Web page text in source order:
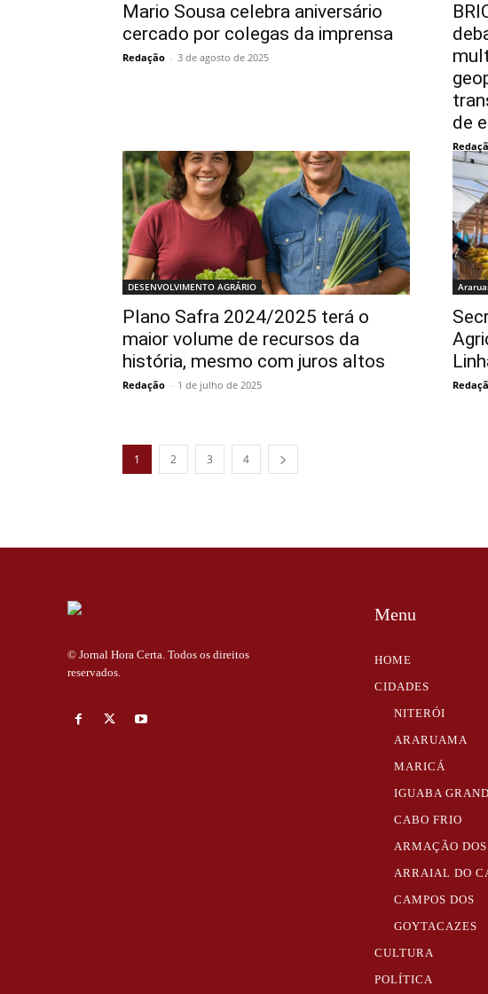
Mario Sousa celebra aniversário
cercado por colegas da imprensa
Redação - 3 de agosto de 2025
de
DESENVOLVIMENTO AGRÁRIO
Plano Safra 2024/2025 terá o
maior volume de recursos da
história, mesmo com juros altos
Redação - 1 de julho de 2025
1 2 3 4
© Jornal Hora Certa. Todos os direitos
reservados.
Menu
HOME
CIDADES
NITERÓI
ARARUAMA
MARICÁ
IGUABA
CABO FRIO
ARMAÇÃO
ARRAIAL DO
CAMPOS DOS
GOYTACAZES
CULTURA
POLÍTICA